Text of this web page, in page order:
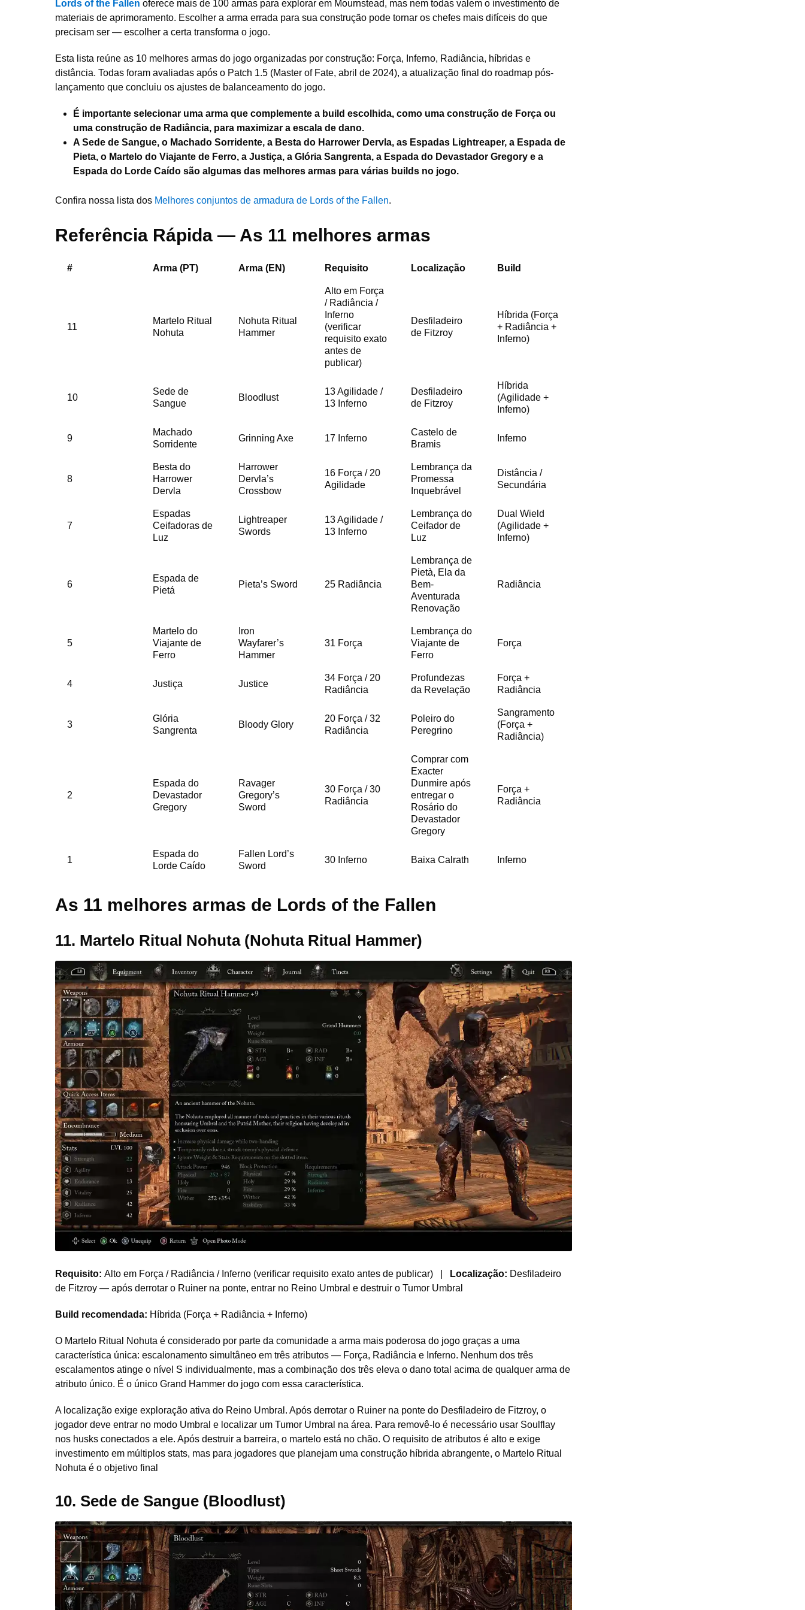
Lords of the Fallen oferece mais de 100 armas para explorar em Mournstead, mas nem todas valem o investimento de
materiais de aprimoramento. Escolher a arma errada para sua construção pode tornar os chefes mais difíceis do que
precisam ser — escolher a certa transforma o jogo.
Esta lista reúne as 10 melhores armas do jogo organizadas por construção: Força, Inferno, Radiância, híbridas e
distância. Todas foram avaliadas após o Patch 1.5 (Master of Fate, abril de 2024), a atualização final do roadmap pós-
lançamento que concluiu os ajustes de balanceamento do jogo.
É importante selecionar uma arma que complemente a build escolhida, como uma construção de Força ou
uma construção de Radiância, para maximizar a escala de dano.
A Sede de Sangue, o Machado Sorridente, a Besta do Harrower Dervla, as Espadas Lightreaper, a Espada de
Pieta, o Martelo do Viajante de Ferro, a Justiça, a Glória Sangrenta, a Espada do Devastador Gregory e a
Espada do Lorde Caído são algumas das melhores armas para várias builds no jogo.
Confira nossa lista dos Melhores conjuntos de armadura de Lords of the Fallen.
Referência Rápida — As 11 melhores armas
# Arma (PT) Arma (EN) Requisito Localização Build
11
Martelo Ritual
Nohuta
Nohuta Ritual
Hammer
Alto em Força
/ Radiância /
Inferno
(verificar
requisito exato
antes de
publicar)
Desfiladeiro
de Fitzroy
Híbrida (Força
+ Radiância +
Inferno)
10
Sede de
Sangue
Bloodlust
13 Agilidade /
13 Inferno
Desfiladeiro
de Fitzroy
Híbrida
(Agilidade +
Inferno)
9
Machado
Sorridente
Grinning Axe 17 Inferno
Castelo de
Bramis
Inferno
8
Besta do
Harrower
Dervla
Harrower
Dervla’s
Crossbow
16 Força / 20
Agilidade
Lembrança da
Promessa
Inquebrável
Distância /
Secundária
7
Espadas
Ceifadoras de
Luz
Lightreaper
Swords
13 Agilidade /
13 Inferno
Lembrança do
Ceifador de
Luz
Dual Wield
(Agilidade +
Inferno)
6
Espada de
Pietá
Pieta’s Sword 25 Radiância
Lembrança de
Pietà, Ela da
Bem-
Aventurada
Renovação
Radiância
5
Martelo do
Viajante de
Ferro
Iron
Wayfarer’s
Hammer
31 Força
Lembrança do
Viajante de
Ferro
Força
4 Justiça Justice
34 Força / 20
Radiância
Profundezas
da Revelação
Força +
Radiância
3
Glória
Sangrenta
Bloody Glory
20 Força / 32
Radiância
Poleiro do
Peregrino
Sangramento
(Força +
Radiância)
2
Espada do
Devastador
Gregory
Ravager
Gregory’s
Sword
30 Força / 30
Radiância
Comprar com
Exacter
Dunmire após
entregar o
Rosário do
Devastador
Gregory
Força +
Radiância
1
Espada do
Lorde Caído
Fallen Lord’s
Sword
30 Inferno Baixa Calrath Inferno
As 11 melhores armas de Lords of the Fallen
11. Martelo Ritual Nohuta (Nohuta Ritual Hammer)
Requisito: Alto em Força / Radiância / Inferno (verificar requisito exato antes de publicar) | Localização: Desfiladeiro
de Fitzroy — após derrotar o Ruiner na ponte, entrar no Reino Umbral e destruir o Tumor Umbral
Build recomendada: Híbrida (Força + Radiância + Inferno)
O Martelo Ritual Nohuta é considerado por parte da comunidade a arma mais poderosa do jogo graças a uma
característica única: escalonamento simultâneo em três atributos — Força, Radiância e Inferno. Nenhum dos três
escalamentos atinge o nível S individualmente, mas a combinação dos três eleva o dano total acima de qualquer arma de
atributo único. É o único Grand Hammer do jogo com essa característica.
A localização exige exploração ativa do Reino Umbral. Após derrotar o Ruiner na ponte do Desfiladeiro de Fitzroy, o
jogador deve entrar no modo Umbral e localizar um Tumor Umbral na área. Para removê-lo é necessário usar Soulflay
nos husks conectados a ele. Após destruir a barreira, o martelo está no chão. O requisito de atributos é alto e exige
investimento em múltiplos stats, mas para jogadores que planejam uma construção híbrida abrangente, o Martelo Ritual
Nohuta é o objetivo final
10. Sede de Sangue (Bloodlust)